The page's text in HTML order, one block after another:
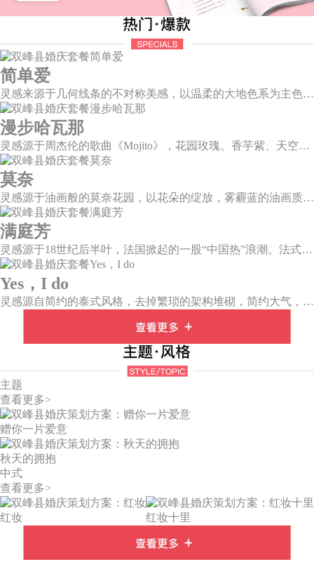
简单爱
灵感来源于几何线条的不对称美感，以温柔的大地色系为主色调，空间上，利用几何线条进行完美切割，配以柔和色系的花艺点缀，构造了一个温馨柔和、清新复古的空间。
漫步哈瓦那
灵感源于周杰伦的歌曲《Mojito》，花园玫瑰、香芋紫、天空蓝等色彩碰撞出的热带风情，在多层次空间下大方异域光彩。因为遇见了爱情，整个世界都变得五彩斑斓。
莫奈
灵感源于油画般的莫奈花园，以花朵的绽放，雾霾蓝的油画质感打造，簇拥着花房的精美花艺点缀。在这幽静美好的方寸之地，浪漫正在生长和蔓延，直至永恒。
满庭芳
灵感源于18世纪后半叶，法国掀起的一股“中国热”浪潮。法式华贵糅合了中国风，中西文化元素的精彩碰撞，打造一座绚烂的复古花园，让浪漫婚礼增添了一份优雅气质。
Yes，I do
灵感源自简约的泰式风格，去掉繁琐的架构堆砌，简约大气，雪山白与玛莎拉红的色彩碰撞，打造一种温馨明亮的感觉。
主题
查看更多>
赠你一片爱意
秋天的拥抱
中式
查看更多>
红妆 红妆十里